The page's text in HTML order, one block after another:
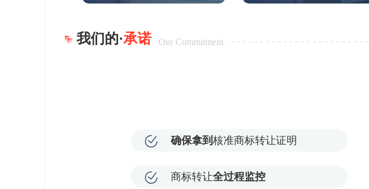
我们的·承诺 Our Commitment
确保拿到 核准商标转让证明
商标转让全过程监控